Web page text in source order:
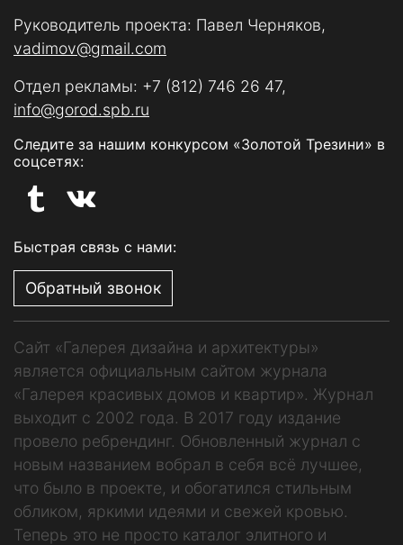
Руководитель проекта: Павел Черняков,
vadimov@gmail.com
Отдел рекламы: +7 (812) 746 26 47,
info@gorod.spb.ru
Следите за нашим конкурсом «Золотой Трезини» в
соцсетях:
Быстрая связь с нами:
Обратный звонок
Сайт «Галерея дизайна и архитектуры»
является официальным сайтом журнала
«Галерея красивых домов и квартир». Журнал
выходит с 2002 года. В 2017 году издание
провело ребрендинг. Обновленный журнал с
новым названием вобрал в себя всё лучшее,
что было в проекте, и обогатился стильным
обликом, яркими идеями и свежей кровью.
Теперь это не просто каталог элитного и